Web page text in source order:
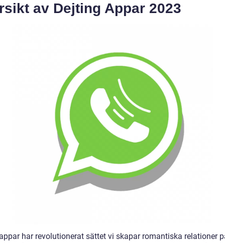
av Dejting Appar 2023
har revolutionerat sättet vi skapar romantiska relationer